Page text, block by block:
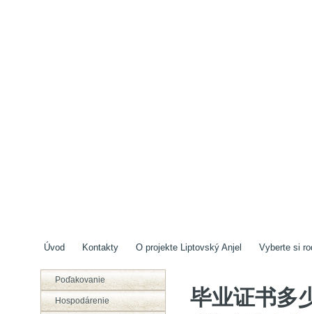
Úvod Kontakty O projekte Liptovský Anjel Vyberte si
Poďakovanie
Hospodárenie
毕业证书多